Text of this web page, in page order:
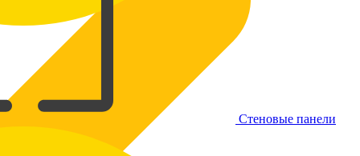
Стеновые панели